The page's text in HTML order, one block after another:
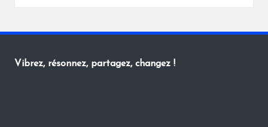
Vibrez, résonnez, partagez, changez !